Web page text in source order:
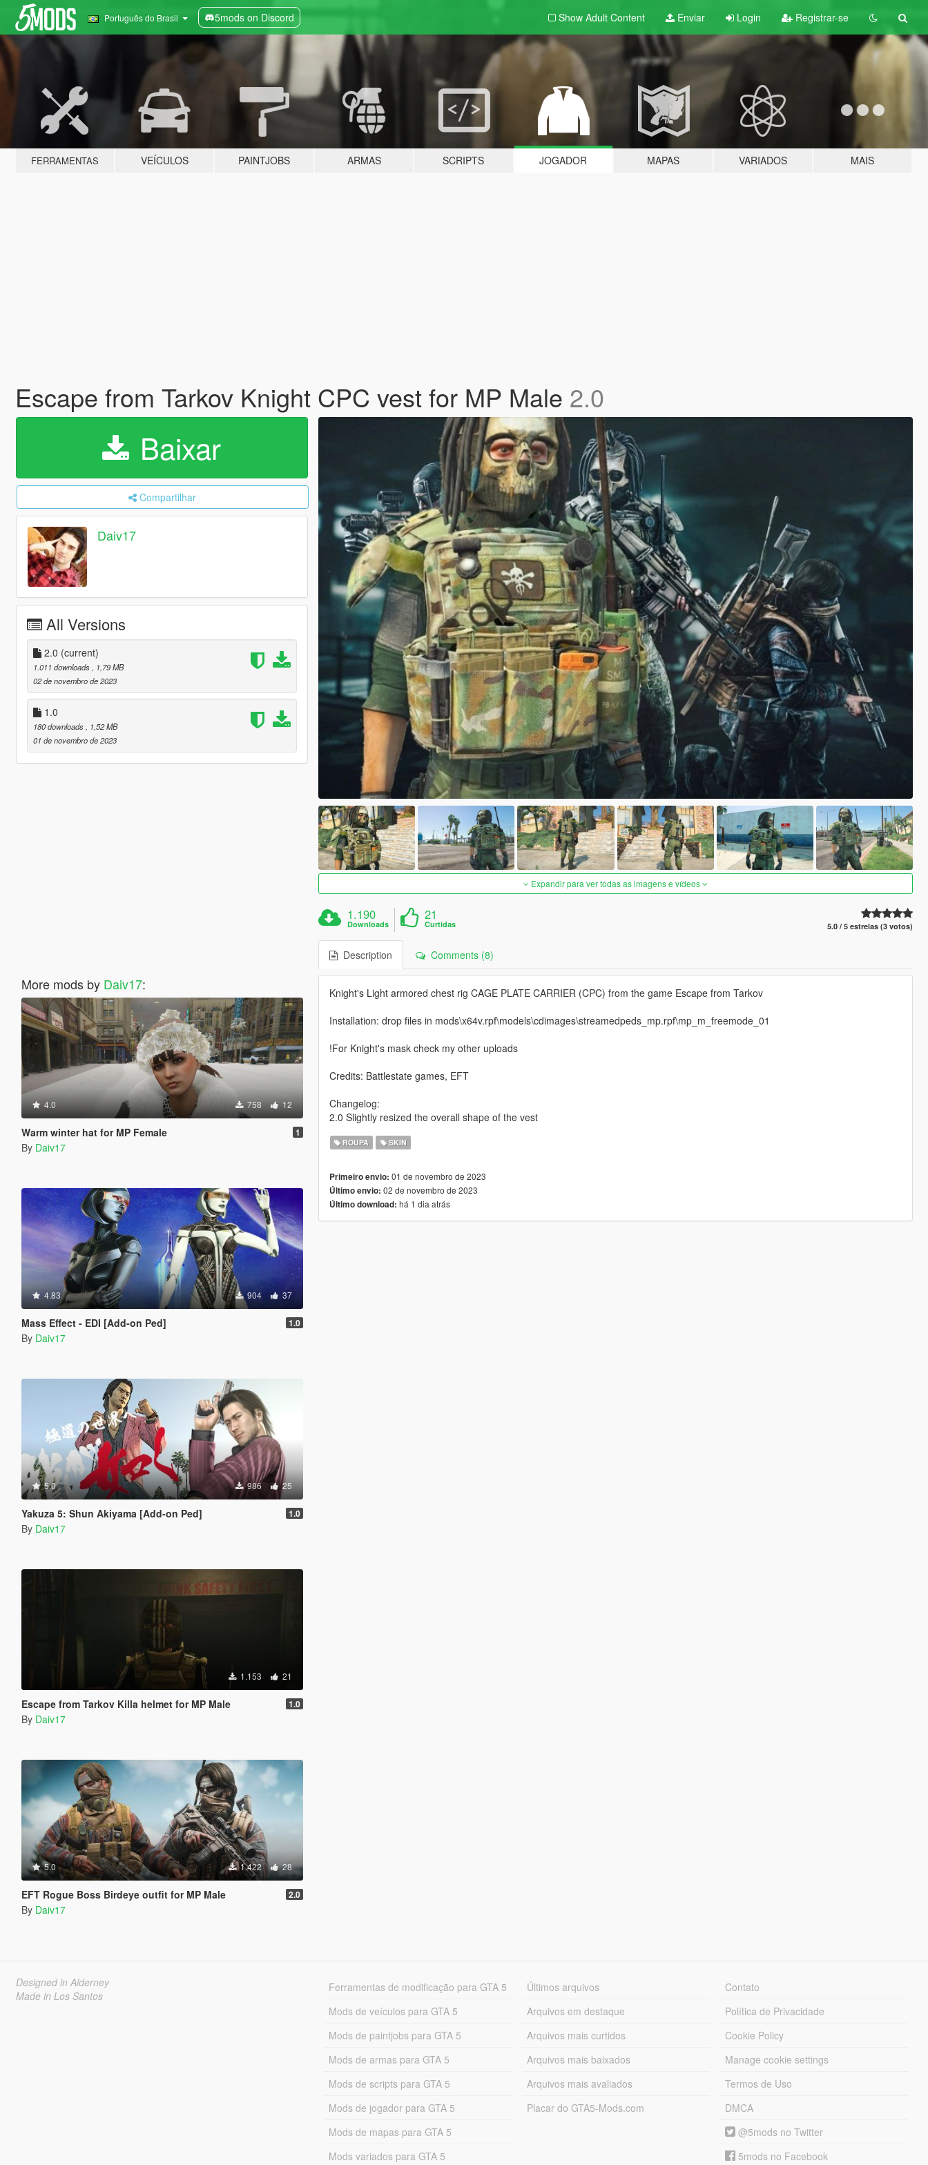
Português do Brasil 5mods on Discord Show Adult Content Enviar Login Registrar-se
FERRAMENTAS VEÍCULOS PAINTJOBS ARMAS SCRIPTS JOGADOR MAPAS VARIADOS MAIS
Escape from Tarkov Knight CPC vest for MP Male 2.0
Baixar
Compartilhar
Daiv17
All Versions
2.0 (current)
1.011 downloads
, 1,79 MB
02 de novembro de 2023
1.0
180 downloads
, 1,52 MB
01 de novembro de 2023
More mods by Daiv17:
4.0 758 12
Warm winter hat for MP Female 1
By Daiv17
4.83 904 37
Mass Effect - EDI [Add-on Ped] 1.0
By Daiv17
5.0 986 25
Yakuza 5: Shun Akiyama [Add-on Ped] 1.0
By Daiv17
1.153 21
Escape from Tarkov Killa helmet for MP Male 1.0
By Daiv17
5.0 1.422 28
EFT Rogue Boss Birdeye outfit for MP Male 2.0
By Daiv17
Expandir para ver todas as imagens e vídeos
1.190
Downloads
21
Curtidas 5.0 / 5 estrelas (3 votos)
Description Comments (8)
Knight's Light armored chest rig CAGE PLATE CARRIER (CPC) from the game Escape from Tarkov
Installation: drop files in mods\x64v.rpf\models\cdimages\streamedpeds_mp.rpf\mp_m_freemode_01
!For Knight's mask check my other uploads
Credits: Battlestate games, EFT
Changelog:
2.0 Slightly resized the overall shape of the vest
ROUPA SKIN
Primeiro envio: 01 de novembro de 2023
Último envio: 02 de novembro de 2023
Último download: há 1 dia atrás
Designed in Alderney
Made in Los Santos
Ferramentas de modificação para GTA 5
Mods de veículos para GTA 5
Mods de paintjobs para GTA 5
Mods de armas para GTA 5
Mods de scripts para GTA 5
Mods de jogador para GTA 5
Mods de mapas para GTA 5
Mods variados para GTA 5
Últimos arquivos
Arquivos em destaque
Arquivos mais curtidos
Arquivos mais baixados
Arquivos mais avaliados
Placar do GTA5-Mods.com
Contato
Política de Privacidade
Cookie Policy
Manage cookie settings
Termos de Uso
DMCA
@5mods no Twitter
5mods no Facebook